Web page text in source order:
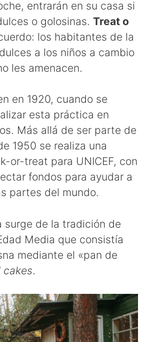
entrarán en su casa si
o golosinas. Treat o
los habitantes de la
a los niños a cambio
les amenacen.
en 1920, cuando se
esta práctica en
Más allá de ser parte de
1950 se realiza una
or-treat para UNICEF, con
fondos para ayudar a
partes del mundo.
surge de la tradición de
Media que consistía
mediante el «pan de
cakes.